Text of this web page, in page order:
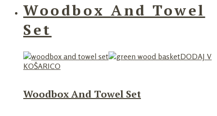
Woodbox And Towel
Set
DODAJ V
KOŠARICO
Woodbox And Towel Set